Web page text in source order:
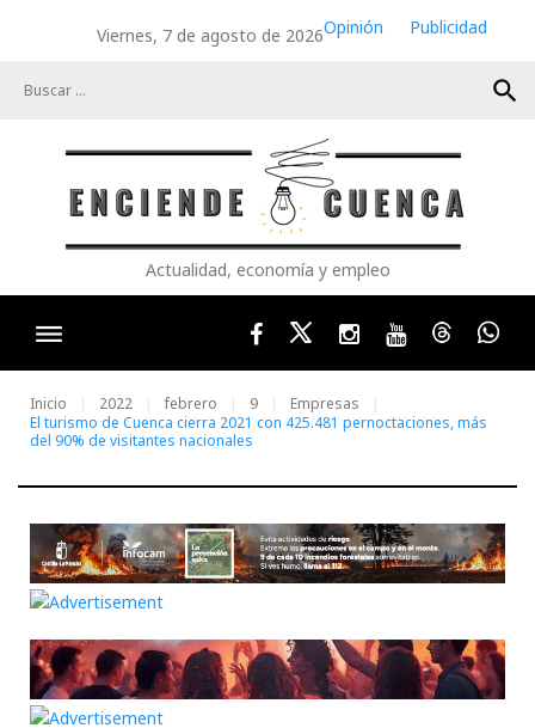
Viernes, 7 de agosto de 2026Opinión
Publicidad
search
Actualidad, economía y empleo
FacebookTwitterInstagram
YoutubeThreads
Inicio 2022 febrero 9
Empresas
El turismo de Cuenca cierra 2021 con 425.481 pernoctaciones, más
del 90% de visitantes nacionales